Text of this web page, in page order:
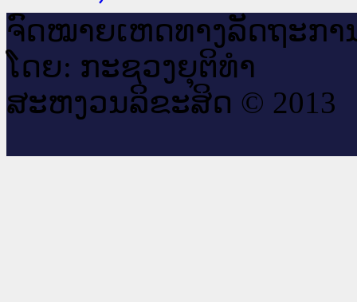
ຈົດ​ໝາຍ​ເຫດ​ທາງ​ລັດ​ຖະ​ກາ
ໂດຍ: ກະ​ຊວງຍຸ​ຕິ​ທຳ
ສະ​ຫງວນ​ລິ​ຂະ​ສິດ © 2013